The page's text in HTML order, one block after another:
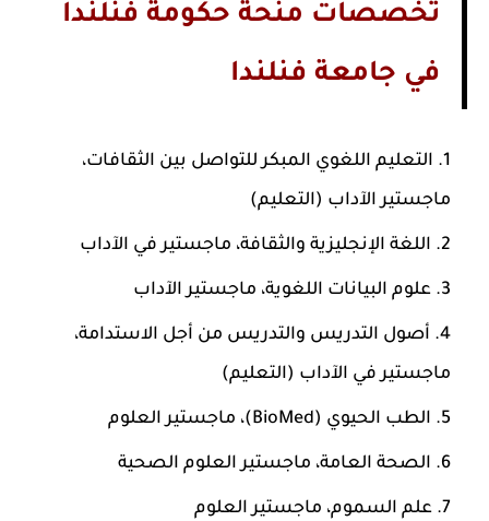
تخصصات منحة حكومة فنلندا
في جامعة فنلندا
التعليم اللغوي المبكر للتواصل بين الثقافات،
ماجستير الآداب (التعليم)
اللغة الإنجليزية والثقافة، ماجستير في الآداب
علوم البيانات اللغوية، ماجستير الآداب
أصول التدريس والتدريس من أجل الاستدامة،
ماجستير في الآداب (التعليم)
الطب الحيوي (BioMed)، ماجستير العلوم
الصحة العامة، ماجستير العلوم الصحية
علم السموم، ماجستير العلوم